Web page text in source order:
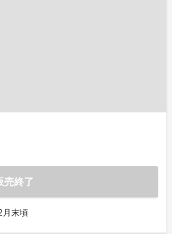
売終了
月末頃